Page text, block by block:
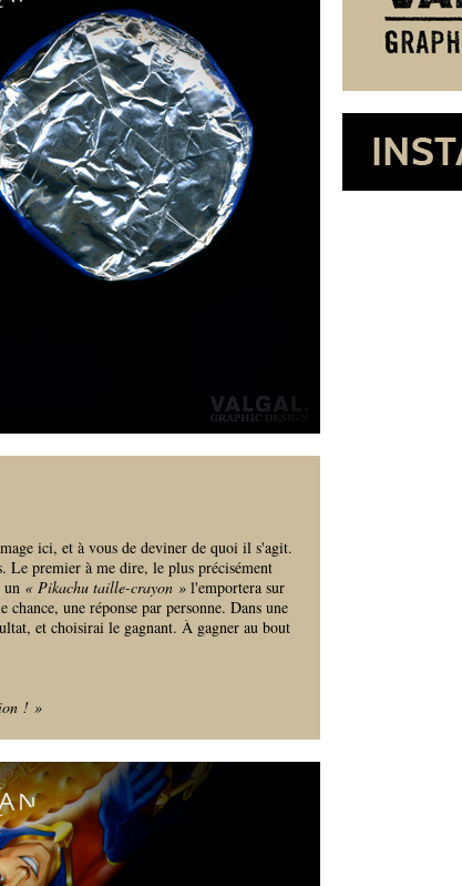
ici, et à vous de deviner de quoi il s'agit.
Le premier à me dire, le plus précisément
un « Pikachu taille-crayon » l'emportera sur
une réponse par personne. Dans une
et choisirai le gagnant. À gagner au bout
! »